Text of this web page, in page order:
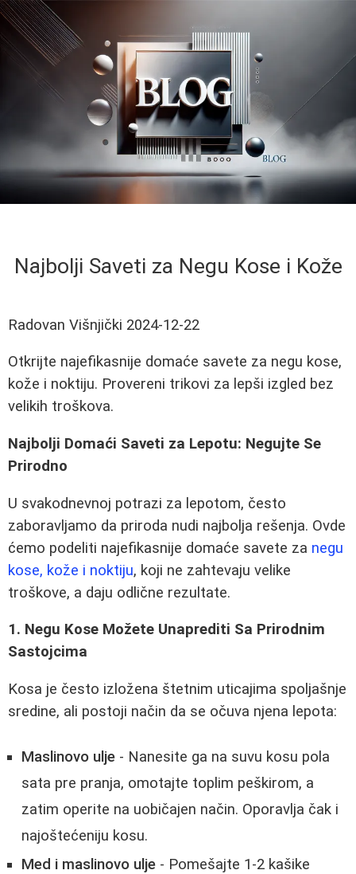
Najbolji Saveti za Negu Kose i Kože
Radovan Višnjički 2024-12-22
Otkrijte najefikasnije domaće savete za negu kose,
kože i noktiju. Provereni trikovi za lepši izgled bez
velikih troškova.
Najbolji Domaći Saveti za Lepotu: Negujte Se
Prirodno
U svakodnevnoj potrazi za lepotom, često
zaboravljamo da priroda nudi najbolja rešenja. Ovde
ćemo podeliti najefikasnije domaće savete za negu
kose, kože i noktiju, koji ne zahtevaju velike
troškove, a daju odlične rezultate.
1. Negu Kose Možete Unaprediti Sa Prirodnim
Sastojcima
Kosa je često izložena štetnim uticajima spoljašnje
sredine, ali postoji način da se očuva njena lepota:
Maslinovo ulje - Nanesite ga na suvu kosu pola
sata pre pranja, omotajte toplim peškirom, a
zatim operite na uobičajen način. Oporavlja čak i
najoštećeniju kosu.
Med i maslinovo ulje - Pomešajte 1-2 kašike